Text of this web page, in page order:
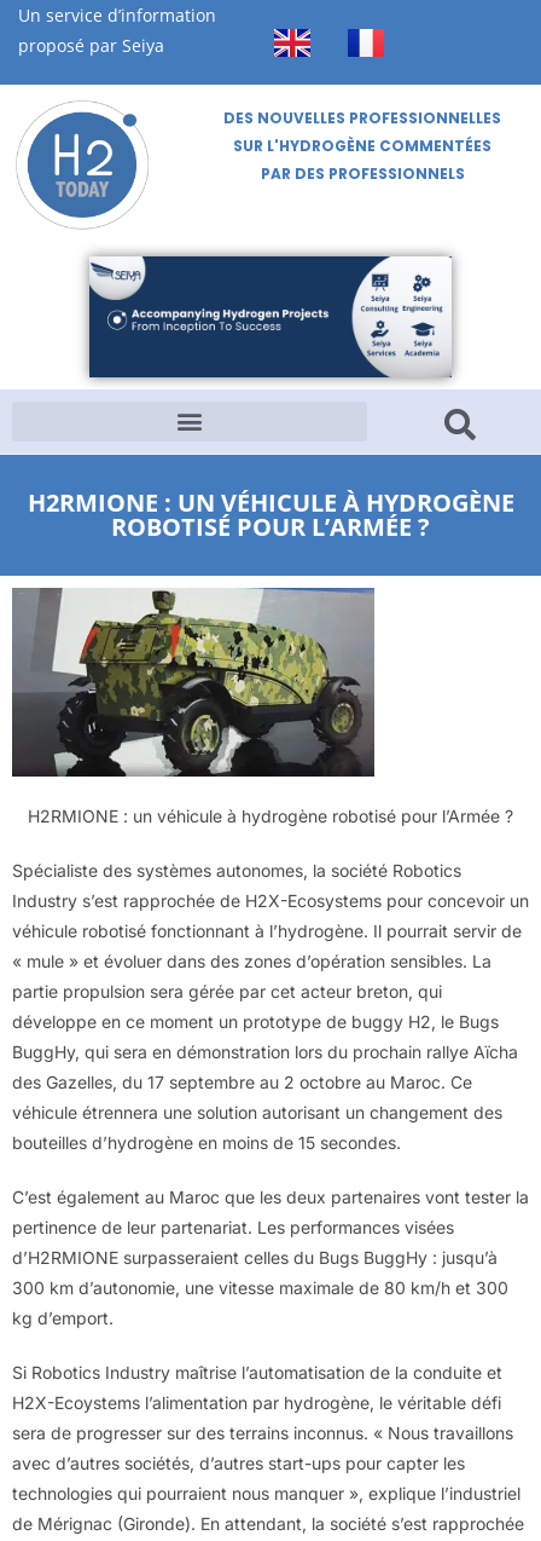
Un service d’information
proposé par Seiya
DES NOUVELLES PROFESSIONNELLES
SUR L'HYDROGÈNE COMMENTÉES
PAR DES PROFESSIONNELS
H2RMIONE : UN VÉHICULE À HYDROGÈNE
ROBOTISÉ POUR L’ARMÉE ?
H2RMIONE : un véhicule à hydrogène robotisé pour l’Armée ?
Spécialiste des systèmes autonomes, la société Robotics
Industry s’est rapprochée de H2X-Ecosystems pour concevoir un
véhicule robotisé fonctionnant à l’hydrogène. Il pourrait servir de
« mule » et évoluer dans des zones d’opération sensibles. La
partie propulsion sera gérée par cet acteur breton, qui
développe en ce moment un prototype de buggy H2, le Bugs
BuggHy, qui sera en démonstration lors du prochain rallye Aïcha
des Gazelles, du 17 septembre au 2 octobre au Maroc. Ce
véhicule étrennera une solution autorisant un changement des
bouteilles d’hydrogène en moins de 15 secondes.
C’est également au Maroc que les deux partenaires vont tester la
pertinence de leur partenariat. Les performances visées
d’H2RMIONE surpasseraient celles du Bugs BuggHy : jusqu’à
300 km d’autonomie, une vitesse maximale de 80 km/h et 300
kg d’emport.
Si Robotics Industry maîtrise l’automatisation de la conduite et
H2X-Ecoystems l’alimentation par hydrogène, le véritable défi
sera de progresser sur des terrains inconnus. « Nous travaillons
avec d’autres sociétés, d’autres start-ups pour capter les
technologies qui pourraient nous manquer », explique l’industriel
de Mérignac (Gironde). En attendant, la société s’est rapprochée